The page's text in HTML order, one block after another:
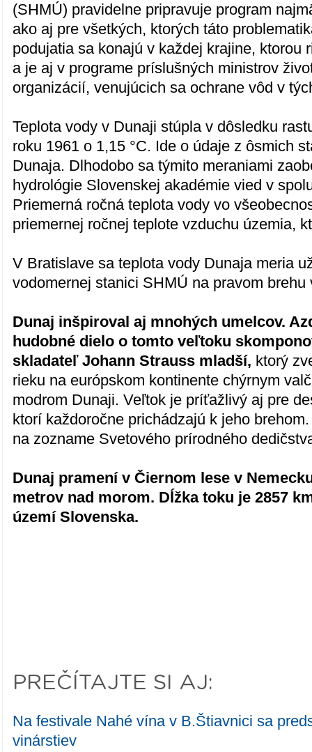
(SHMÚ) pravidelne pripravuje program
ako aj pre všetkých, ktorých táto
podujatia sa konajú v každej krajine, ktorou
a je aj v programe príslušných ministrov
organizácií, venujúcich sa ochrane vôd v
Teplota vody v Dunaji stúpla v dôsledku
roku 1961 o 1,15 °C. Ide o údaje z ôsmich
Dunaja. Dlhodobo sa týmito meraniami
hydrológie Slovenskej akadémie vied v
Priemerná ročná teplota vody vo
priemernej ročnej teplote vzduchu územia,
V Bratislave sa teplota vody Dunaja meria
vodomernej stanici SHMÚ na pravom brehu
Dunaj inšpiroval aj mnohých umelcov.
hudobné dielo o tomto veľtoku
skladateľ Johann Strauss mladší, ktorý
rieku na európskom kontinente chýrnym
modrom Dunaji. Veľtok je príťažlivý aj pre
ktorí každoročne prichádzajú k jeho
na zozname Svetového prírodného
Dunaj pramení v Čiernom lese v
metrov nad morom. Dĺžka toku je 2857
území Slovenska.
PREČÍTAJTE SI AJ:
Na festivale Nahé vína v B.Štiavnici sa
vinárstiev